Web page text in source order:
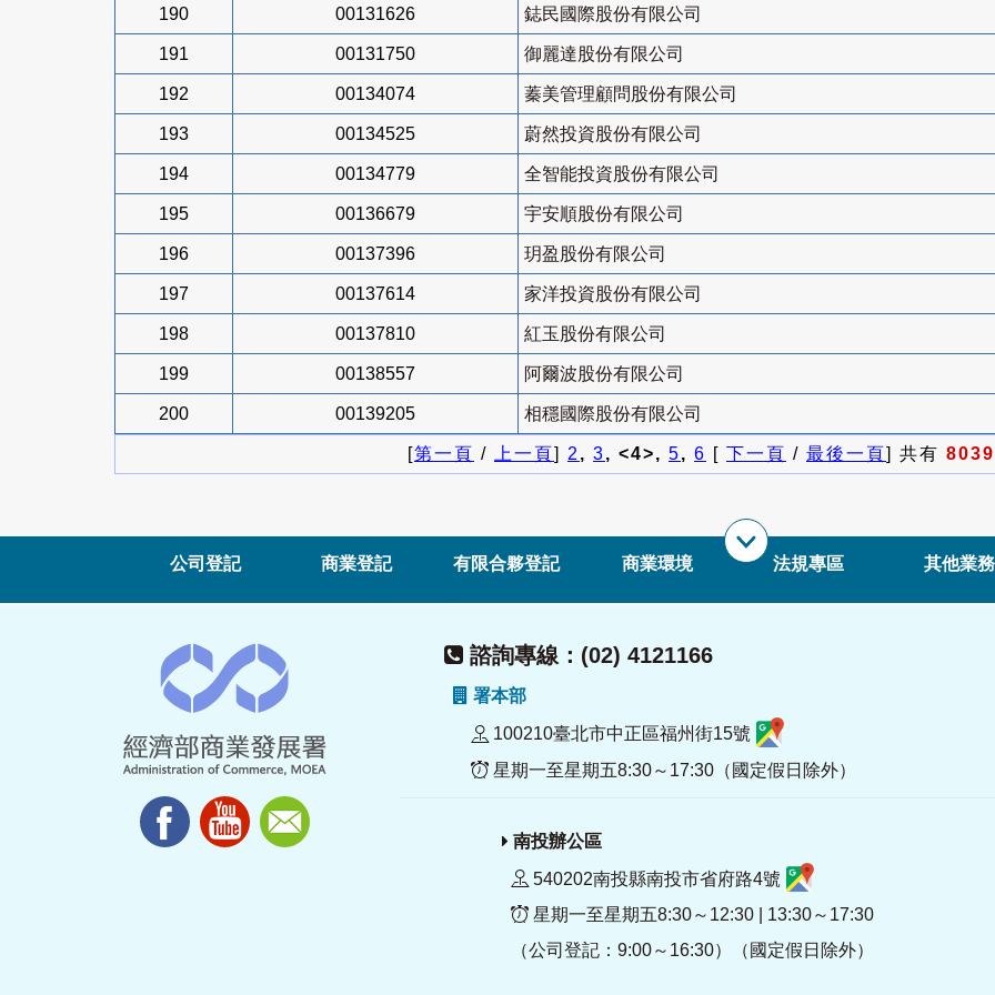
190 00131626 鋕民國際股份有限公司
191 00131750 御麗達股份有限公司
192 00134074 蓁美管理顧問股份有限公司
193 00134525 蔚然投資股份有限公司
194 00134779 全智能投資股份有限公司
195 00136679 宇安順股份有限公司
196 00137396 玥盈股份有限公司
197 00137614 家洋投資股份有限公司
198 00137810 紅玉股份有限公司
199 00138557 阿爾波股份有限公司
200 00139205 相穩國際股份有限公司
[第一頁 / 上一頁] 2, 3, <4>, 5, 6 [ 下一頁 / 最後一頁] 共有 8039
公司登記 商業登記 有限合夥登記 商業環境 法規專區 其他業務
諮詢專線：(02) 4121166
署本部
100210臺北市中正區福州街15號
星期一至星期五8:30～17:30（國定假日除外）
南投辦公區
540202南投縣南投市省府路4號
星期一至星期五8:30～12:30 | 13:30～17:30
（公司登記：9:00～16:30）（國定假日除外）